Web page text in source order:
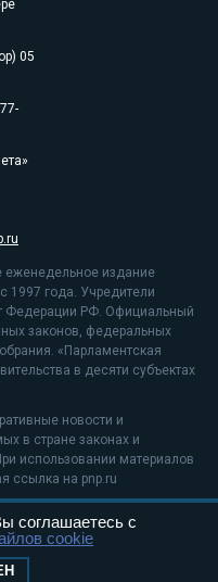
05
еженедельное издание
1997 года. Учредители
Федерации РФ. Официальный
законов, федеральных
«Парламентская
в десяти субъектах
новости и
в стране законах и
использовании материалов
ссылка на pnp.ru
рекомендательные
соглашаетесь с
cookie